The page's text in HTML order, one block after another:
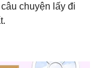
chuyện lấy đi